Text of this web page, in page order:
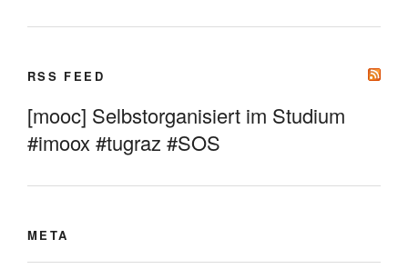
RSS FEED
[mooc] Selbstorganisiert im Studium
#imoox #tugraz #SOS
META